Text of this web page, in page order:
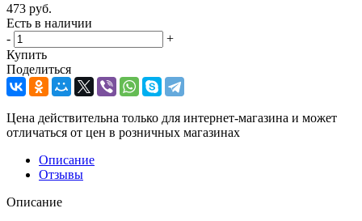
473 руб.
Есть в наличии
-
+
Купить
Поделиться
Цена действительна только для интернет-магазина и может
отличаться от цен в розничных магазинах
Описание
Отзывы
Описание